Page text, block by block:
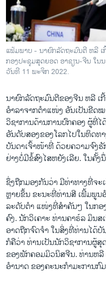
ພາສາອັງກິດ
ວີດີໂອ
ສຽງ
ລາຍການກະຈາຍສຽງ
ຕິດຕາມພວກເຮົາ ທີ່
ພາສາຕ່າງໆ
ແຟ້ມພາບ - ນາຍົກລັດຖະມົນຕີ ຫລີ ເ
ກອງປະຊຸມສຸດຍອດ ອາຊຽນ-ຈີນ ໃນ
ວັນທີ 11 ພະຈິກ 2022.
ນາຍົກລັດຖະມົນຕີຂອງຈີນ ຫລີ ເ
ອຳລາຈາກຕຳແໜ່ງ ອັນເປັນຂີດ
ວິຊາການດ້ານການປົກຄອງ ຜູ້ທີ່
ອັນດັບສອງຂອງໂລກໄປໃນທິດທ
ບັນດາເຈົ້າໜ້າທີ່ ດ້ວຍຄວາມຈົງ
ຢ່າງບໍ່ມີຂໍ້ສົງໄສຫຍັງເລີຍ. ໃນຄັ້ງ
ຊຶ່ງຖືກມອງກັນວ່າ ມີທ່າ​ທາງ​ທີ່​ຈ
ຫຼາຍຂຶ້ນ ຂະນະທີ່ທ່ານສີ ເພີ້ມພູນ
ລະດັບຕຳ ແໜ່ງທີ່ສຳຄັນໆ ໃນກ
ຄົງ. ນັກວິເຄາະ ທ່ານຄາ​ຣ໌​ລ ມິນສ
ອາດຖືກຈົດຈຳ ໃນສິ່ງທີ່ທ່ານໄດ້
ກໍຄືວ່າ ທ່ານເປັນນັກວິຊາການຜູ້
ຂອງພັກຄອມມິວນິສຈີນ. ທ່ານຫ
ອຳນາດ ຂອງຄະນະກຳມະການກົ